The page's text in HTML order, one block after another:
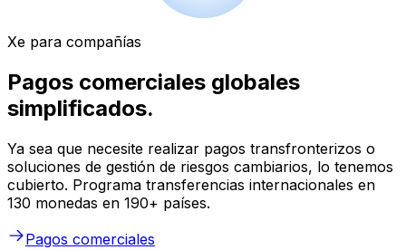
Xe para compañías
Pagos comerciales globales
simplificados.
Ya sea que necesite realizar pagos transfronterizos o
soluciones de gestión de riesgos cambiarios, lo tenemos
cubierto. Programa transferencias internacionales en
130 monedas en 190+ países.
Pagos comerciales